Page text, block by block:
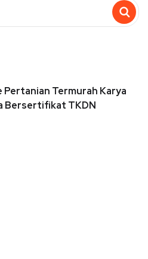
Pertanian Termurah Karya
Bersertifikat TKDN